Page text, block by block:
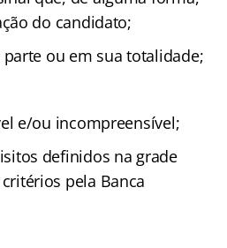
do candidato;
ou em sua totalidade;
e/ou incompreensível;
definidos na grade
pela Banca